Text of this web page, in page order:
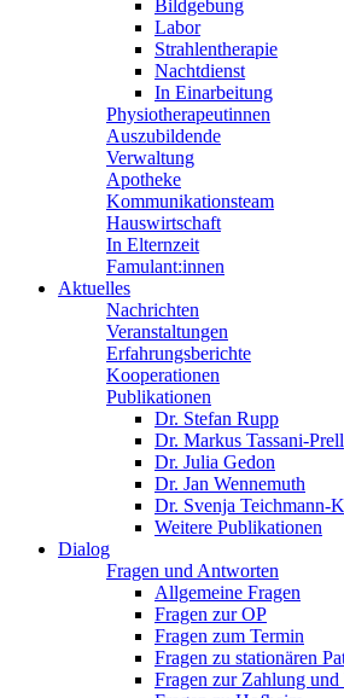
Bildgebung
Labor
Strahlentherapie
Nachtdienst
In Einarbeitung
Physiotherapeutinnen
Auszubildende
Verwaltung
Apotheke
Kommunikationsteam
Hauswirtschaft
In Elternzeit
Famulant:innen
Aktuelles
Nachrichten
Veranstaltungen
Erfahrungsberichte
Kooperationen
Publikationen
Dr. Stefan Rupp
Dr. Markus Tassani-Prell
Dr. Julia Gedon
Dr. Jan Wennemuth
Dr. Svenja Teichmann-
Weitere Publikationen
Dialog
Fragen und Antworten
Allgemeine Fragen
Fragen zur OP
Fragen zum Termin
Fragen zu stationären
Fragen zur Zahlung und